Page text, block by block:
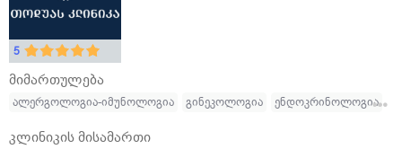
5
მიმართულება
ალერგოლოგია-იმუნოლოგია გინეკოლოგია
ენდოკრინოლოგია
კლინიკის მისამართი